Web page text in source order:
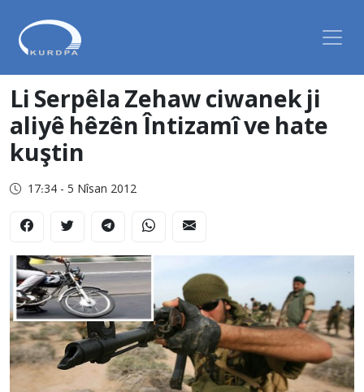
Li Serpêla Zehaw ciwanek ji
aliyê hêzên Întizamî ve hate
kuştin
17:34 - 5 Nîsan 2012